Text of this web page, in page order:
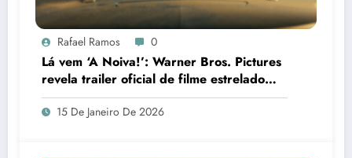
Rafael Ramos 0
Lá vem ‘A Noiva!’: Warner Bros. Pictures
revela trailer oficial de filme estrelado
por Jessie Buckley
15 De Janeiro De 2026